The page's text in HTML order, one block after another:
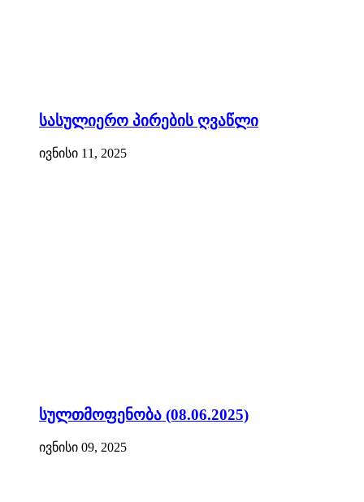
სასულიერო პირების ღვაწლი
ივნისი 11, 2025
სულთმოფენობა (08.06.2025)
ივნისი 09, 2025